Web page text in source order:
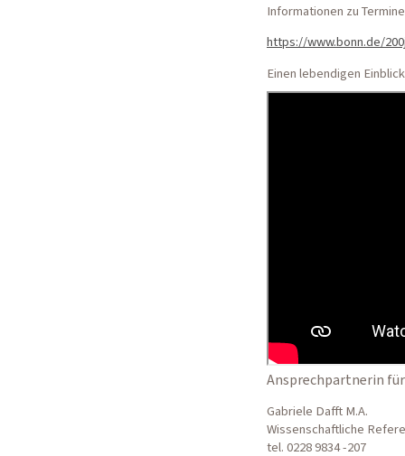
Informationen zu
https://www.bonn.de/
Einen lebendigen
Ansprechpartnerin
Gabriele Dafft M.A.
Wissenschaftliche
tel. 0228 9834 -207